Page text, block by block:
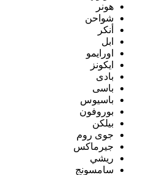
هونر
شواحن
أنكر
ابل
اورايمو
ايكونز
بادى
باسى
باسيوس
بوروفون
بيلكن
جوى روم
جيرماكس
ريشي
سامسونج